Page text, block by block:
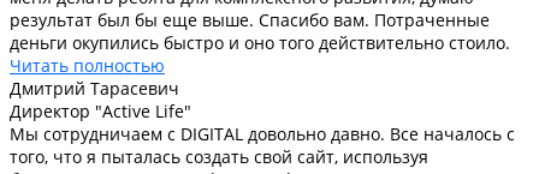
результат был бы еще выше. Спасибо вам. Потраченные
деньги окупились быстро и оно того действительно стоило.
Читать полностью
Дмитрий Тарасевич
Директор "Active Life"
Мы сотрудничаем с DIGITAL довольно давно. Все началось с
того, что я пыталась создать свой сайт, используя